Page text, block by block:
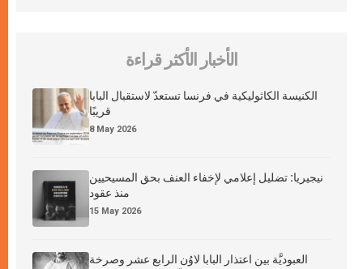
الأخبار الأكثر قراءة
الكنيسة الكاثوليكية في فرنسا تستعدّ لاستقبال البابا
قريبًا
8 May 2026
نيجيريا: تضليل إعلامي لإخفاء العنف بحق المسيحيين
منذ عقود
15 May 2026
العبوديَّة بين اعتذار البابا لاوُن الرابع عشر وصرخة